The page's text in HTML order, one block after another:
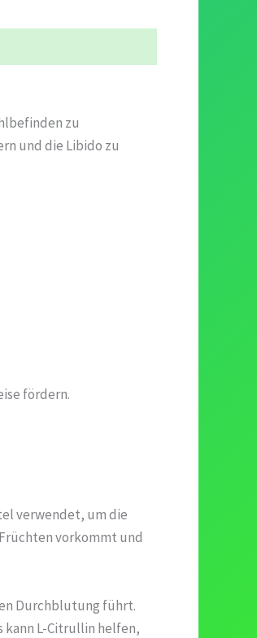
zu
und die Libido zu
fördern.
verwendet, um die
vorkommt und
Durchblutung führt.
kann L-Citrullin helfen,